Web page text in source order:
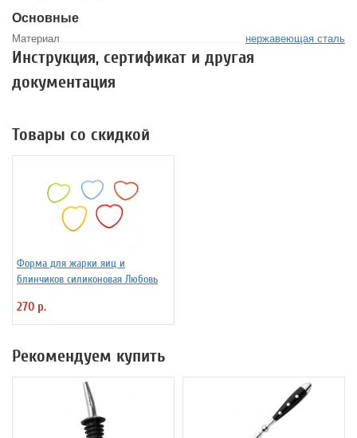
Основные
Материал нержавеющая сталь
Инструкция, сертификат и другая
документация
Товары со скидкой
Форма для жарки яиц и
блинчиков силиконовая Любовь
270 р.
Рекомендуем купить